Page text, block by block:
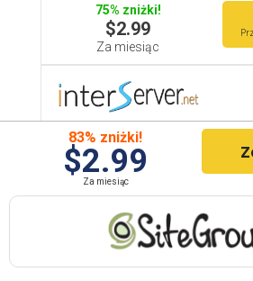
75% zniżki!
$2.99
Za miesiąc
65% zniżki!
$2.50
W miesiącu
83% zniżki!
$2.99
Za miesiąc